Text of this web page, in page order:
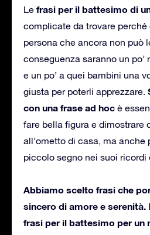
Le frasi per il battesimo di
complicate da trovare perché
persona che ancora non può
conseguenza saranno un po’
e un po’ a quei bambini una
giusta per poterli apprezzare.
con una frase ad hoc è
fare bella figura e dimostrare
all’ometto di casa, ma anche
piccolo segno nei suoi ricordi
Abbiamo scelto frasi che
sincero di amore e serenità.
frasi per il battesimo per un